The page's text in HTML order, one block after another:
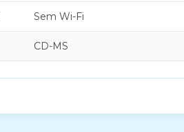
Sem Wi-Fi
CD-MS